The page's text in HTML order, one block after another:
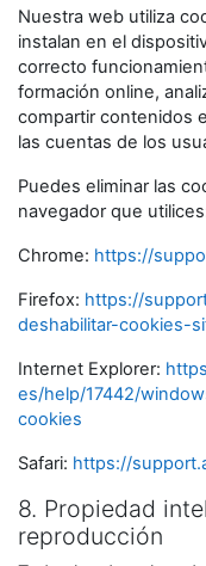
Nuestra web utiliza
instalan en el
correcto
formación online,
compartir contenidos
las cuentas de los
Puedes eliminar las
navegador que
Chrome: https://
Firefox: https://
deshabilitar-cookies-
Internet Explorer:
es/help/17442/
cookies
Safari: https://
8. Propiedad
reproducción